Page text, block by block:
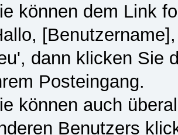
können dem Link
dann klicken Sie
Posteingang.
können auch
Benutzers